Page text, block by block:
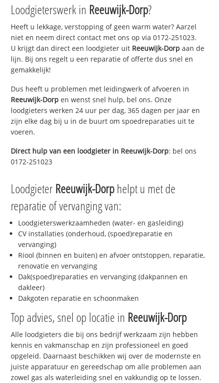
Loodgieterswerk in Reeuwijk-Dorp?
Heeft u lekkage, verstopping of geen warm water? Aarzel
niet en neem direct contact met ons op via 0172-251023.
U krijgt dan direct een loodgieter uit Reeuwijk-Dorp aan de
lijn. Bij ons regelt u een reparatie of offerte dus snel en
gemakkelijk!
Dus heeft u problemen met leidingwerk of afvoeren in
Reeuwijk-Dorp en wenst snel hulp, bel ons. Onze
loodgieters werken 24 uur per dag, 365 dagen per jaar en
zijn elke dag bij u in de buurt om spoedreparaties uit te
voeren.
Direct hulp van een loodgieter in Reeuwijk-Dorp: bel ons
0172-251023
Loodgieter Reeuwijk-Dorphelpt u met de
reparatie of vervanging van:
Loodgieterswerkzaamheden (water- en gasleiding)
CV installaties (onderhoud, (spoed)reparatie en
vervanging)
Riool (binnen en buiten) en afvoer ontstoppen, reparatie,
renovatie en vervanging
Dak(spoed)reparaties en vervanging (dakpannen en
dakleer)
Dakgoten reparatie en schoonmaken
Top advies, snel op locatie in Reeuwijk-Dorp
Alle loodgieters die bij ons bedrijf werkzaam zijn hebben
kennis en vakmanschap en zijn professioneel en goed
opgeleid. Daarnaast beschikken wij over de modernste en
juiste apparatuur en gereedschap om alle problemen aan
zowel gas als waterleiding snel en vakkundig op te lossen.